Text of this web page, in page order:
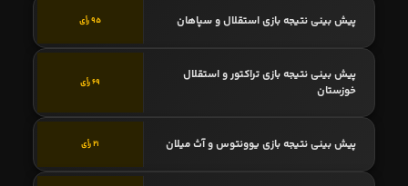
پیش بینی نتیجه بازی استقلال و سپاهان 95 رأی
پیش بینی نتیجه بازی تراکتور و استقلال
خوزستان
69 رأی
پیش بینی نتیجه بازی یوونتوس و آث میلان 21 رأی